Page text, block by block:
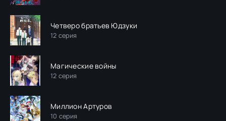
Четверо братьев Юдзуки
12 серия
Магические войны
12 серия
Миллион Артуров
10 серия